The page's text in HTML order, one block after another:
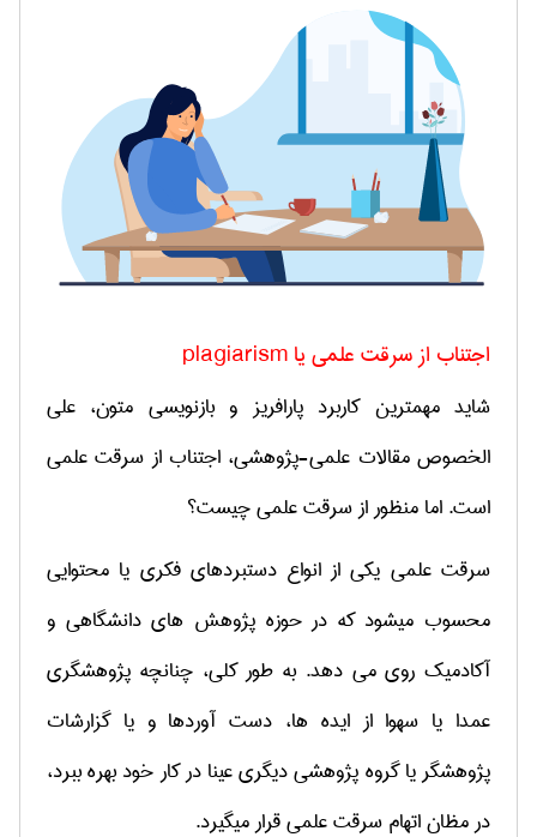
اجتناب از سرقت علمی یاplagiarism
شاید مهمترین کاربرد پارافریز و بازنویسی متون، علی
الخصوص مقالات علمی-پژوهشی، اجتناب از سرقت علمی
است. اما منظور از سرقت علمی چیست؟
سرقت علمی یکی از انواع دستبردهای فکری یا محتوایی
محسوب می­شود که در حوزه پژوهش ­های دانشگاهی و
آکادمیک روی می دهد. به طور کلی، چنانچه پژوهشگری
عمدا یا سهوا از ایده ­ها، دست آوردها و یا گزارشات
پژوهشگر یا گروه پژوهشی دیگری عینا در کار خود بهره ببرد،
در مظان اتهام سرقت علمی قرار می­گیرد.